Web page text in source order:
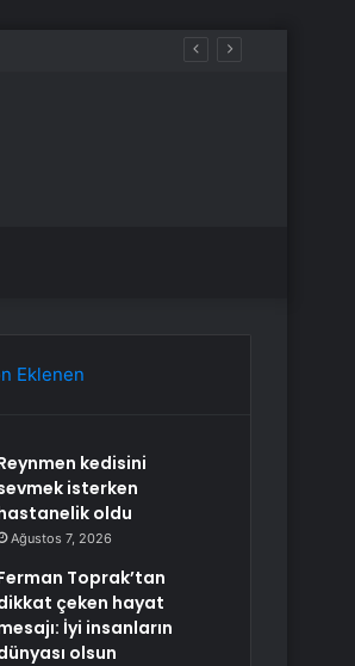
Eklenen
kedisini
isterken
oldu
Ağustos 7, 2026
Toprak’tan
çeken hayat
İyi insanların
olsun